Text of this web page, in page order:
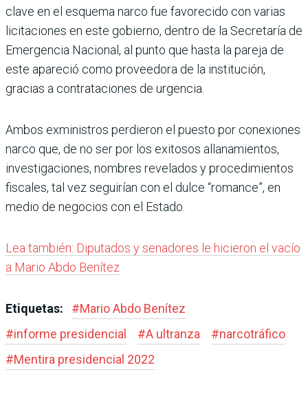
clave en el esquema narco fue favorecido con varias
licitaciones en este gobierno, dentro de la Secretaría de
Emergencia Nacional, al punto que hasta la pareja de
este apareció como proveedora de la institución,
gracias a contrataciones de urgencia.
Ambos exministros perdieron el puesto por conexiones
narco que, de no ser por los exitosos allanamientos,
investigaciones, nombres revelados y procedimientos
fiscales, tal vez seguirían con el dulce “romance”, en
medio de negocios con el Estado.
Lea también: Diputados y senadores le hicieron el vacío
a Mario Abdo Benítez
Etiquetas: #Mario Abdo Benítez
#informe presidencial #A ultranza #narcotráfico
#Mentira presidencial 2022